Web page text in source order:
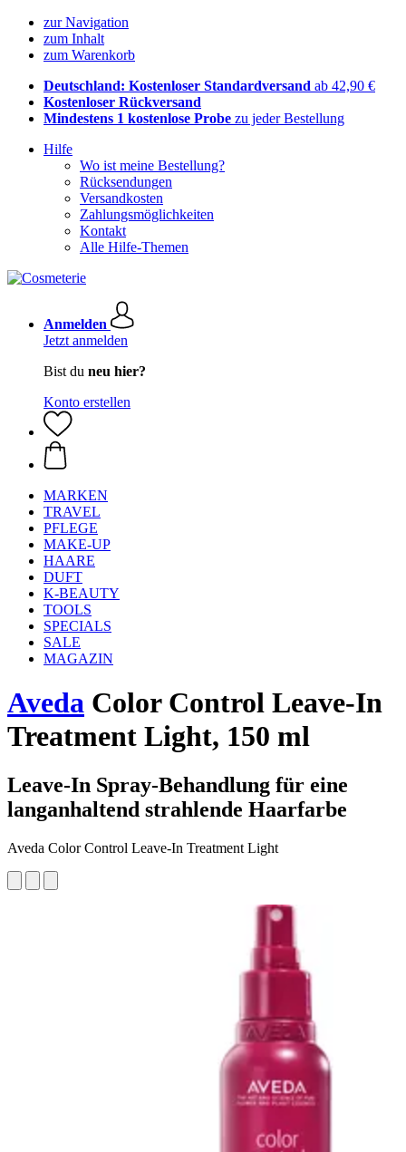
zur Navigation
zum Inhalt
zum Warenkorb
Deutschland: Kostenloser Standardversand ab 42,90 €
Kostenloser Rückversand
Mindestens 1 kostenlose Probe zu jeder Bestellung
Hilfe
Wo ist meine Bestellung?
Rücksendungen
Versandkosten
Zahlungsmöglichkeiten
Kontakt
Alle Hilfe-Themen
Anmelden
Jetzt anmelden
Bist du neu hier?
Konto erstellen
MARKEN
TRAVEL
PFLEGE
MAKE-UP
HAARE
DUFT
K-BEAUTY
TOOLS
SPECIALS
SALE
MAGAZIN
Aveda Color Control Leave-In
Treatment Light, 150 ml
Leave-In Spray-Behandlung für eine
langanhaltend strahlende Haarfarbe
Aveda Color Control Leave-In Treatment Light